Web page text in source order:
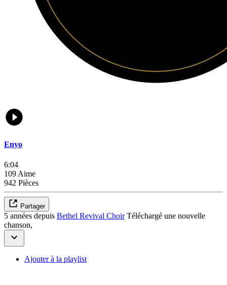
Enyo
6:04
109 Aime
942 Pièces
Partager
5 années depuis Bethel Revival ChoirTéléchargé une nouvelle
chanson,
Ajouter à la playlist